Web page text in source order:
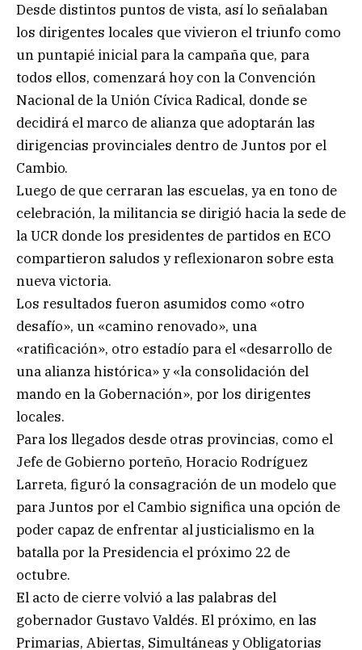
Desde distintos puntos de vista, así lo señalaban
los dirigentes locales que vivieron el triunfo como
un puntapié inicial para la campaña que, para
todos ellos, comenzará hoy con la Convención
Nacional de la Unión Cívica Radical, donde se
decidirá el marco de alianza que adoptarán las
dirigencias provinciales dentro de Juntos por el
Cambio.
Luego de que cerraran las escuelas, ya en tono de
celebración, la militancia se dirigió hacia la sede de
la UCR donde los presidentes de partidos en ECO
compartieron saludos y reflexionaron sobre esta
nueva victoria.
Los resultados fueron asumidos como «otro
desafío», un «camino renovado», una
«ratificación», otro estadío para el «desarrollo de
una alianza histórica» y «la consolidación del
mando en la Gobernación», por los dirigentes
locales.
Para los llegados desde otras provincias, como el
Jefe de Gobierno porteño, Horacio Rodríguez
Larreta, figuró la consagración de un modelo que
para Juntos por el Cambio significa una opción de
poder capaz de enfrentar al justicialismo en la
batalla por la Presidencia el próximo 22 de
octubre.
El acto de cierre volvió a las palabras del
gobernador Gustavo Valdés. El próximo, en las
Primarias, Abiertas, Simultáneas y Obligatorias